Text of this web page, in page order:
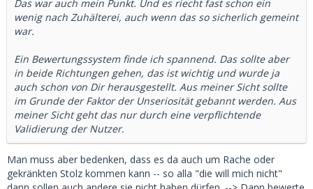
Das war auch mein Punkt. Und es riecht fast schon ein
wenig nach Zuhälterei, auch wenn das so sicherlich gemeint
war.
Ein Bewertungssystem finde ich spannend. Das sollte aber
in beide Richtungen gehen, das ist wichtig und wurde ja
auch schon von Dir herausgestellt. Aus meiner Sicht sollte
im Grunde der Faktor der Unseriosität gebannt werden. Aus
meiner Sicht geht das nur durch eine verpflichtende
Validierung der Nutzer.
Man muss aber bedenken, dass es da auch um Rache oder
gekränkten Stolz kommen kann -- so alla "die will mich nicht"